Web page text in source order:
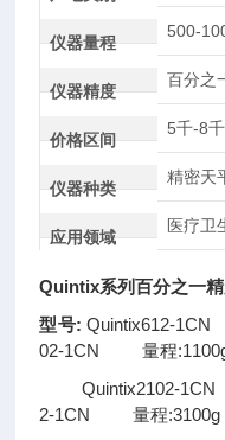
仪器量程
500-
仪器精度
百分之
价格区间
5千-8千
仪器种类
精密天
应用领域
医疗卫
Quintix系列百分之一
型号:Quintix612-
02-1CN 量程
Quintix2102-
2-1CN 量程